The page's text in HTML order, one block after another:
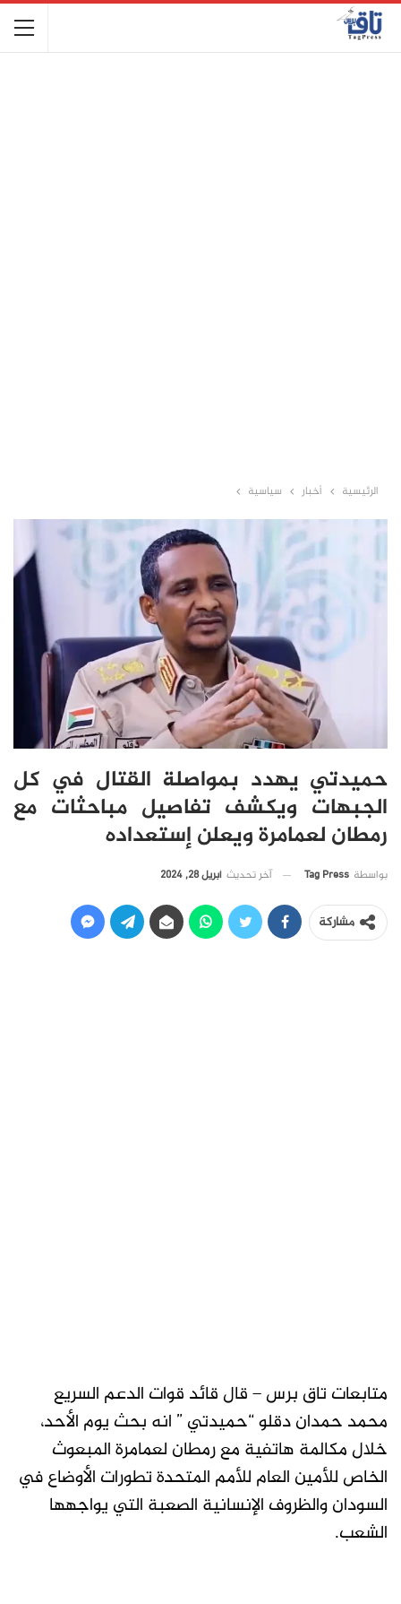
الرئيسية أخبار سياسية
حميدتي يهدد بمواصلة القتال في كل
الجبهات ويكشف تفاصيل مباحثات مع
رمطان لعمامرة ويعلن إستعداده
بواسطة Tag Press آخر تحديث أبريل 28, 2024
مشاركة
متابعات تاق برس – قال قائد قوات الدعم السريع
محمد حمدان دقلو “حميدتي ” انه بحث يوم الأحد،
خلال مكالمة هاتفية مع رمطان لعمامرة المبعوث
الخاص للأمين العام للأمم المتحدة تطورات الأوضاع في
السودان والظروف الإنسانية الصعبة التي يواجهها
الشعب.